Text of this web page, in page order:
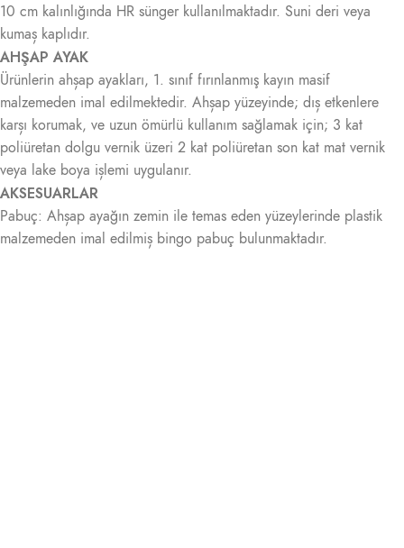
10 cm kalınlığında HR sünger kullanılmaktadır. Suni deri veya
kumaș kaplıdır.
AHŞAP AYAK
Ürünlerin ahșap ayakları, 1. sınıf fırınlanmış kayın masif
malzemeden imal edilmektedir. Ahșap yüzeyinde; dıș etkenlere
karșı korumak, ve uzun ömürlü kullanım sağlamak için; 3 kat
poliüretan dolgu vernik üzeri 2 kat poliüretan son kat mat vernik
veya lake boya ișlemi uygulanır.
AKSESUARLAR
Pabuç: Ahșap ayağın zemin ile temas eden yüzeylerinde plastik
malzemeden imal edilmiș bingo pabuç bulunmaktadır.